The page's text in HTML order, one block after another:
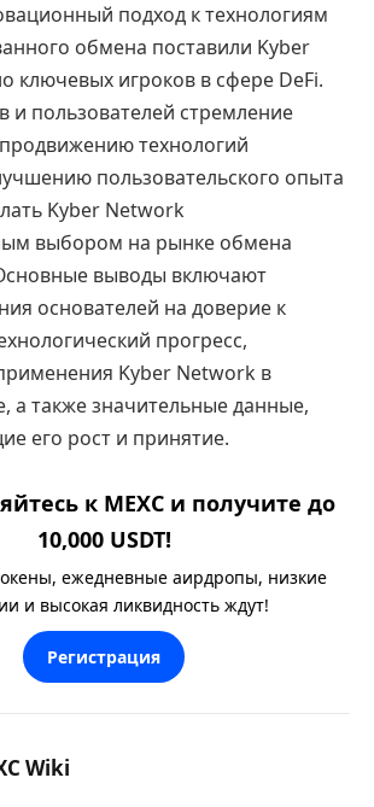
подход к технологиям
обмена поставили Kyber
ключевых игроков в сфере DeFi.
и пользователей стремление
технологий
пользовательского опыта
Kyber Network
выбором на рынке обмена
выводы включают
основателей на доверие к
прогресс,
Kyber Network в
а также значительные данные,
его рост и принятие.
к MEXC и получите до
10,000 USDT!
ежедневные аирдропы, низкие
и высокая ликвидность ждут!
Регистрация
Wiki